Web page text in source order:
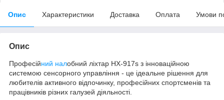
Опис Характеристики Доставка Оплата Умови
Опис
Професійний налобний ліхтар HX-917s з інноваційною
системою сенсорного управління - це ідеальне рішення для
любителів активного відпочинку, професійних спортсменів та
працівників різних галузей діяльності.